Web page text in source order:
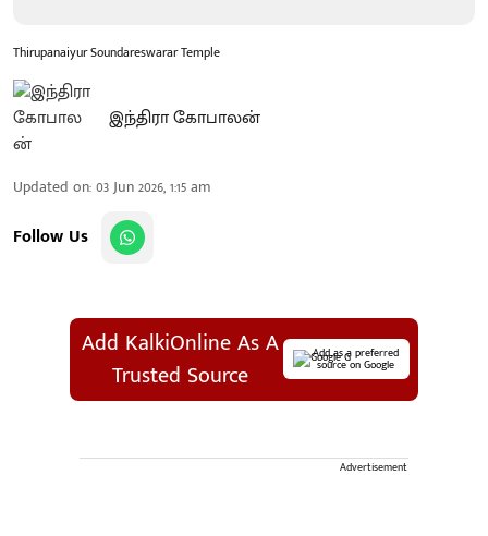
Thirupanaiyur Soundareswarar Temple
இந்திரா கோபாலன்
Updated on:03 Jun 2026, 1:15 am
Follow Us
Add KalkiOnline As A
Trusted Source
Add as a preferred
source on Google
Advertisement